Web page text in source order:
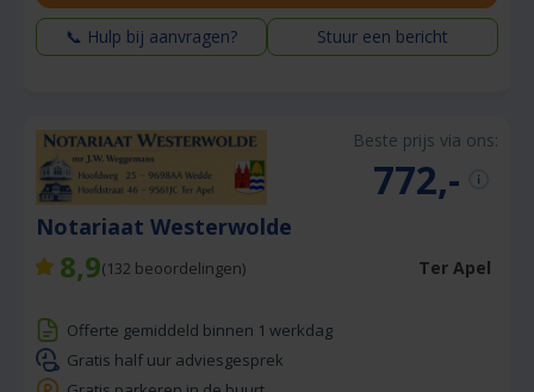
📞 Hulp bij aanvragen? Stuur een bericht
Beste prijs via ons:
772,-
Notariaat Westerwolde
8,9(132 beoordelingen) Ter Apel
Offerte gemiddeld binnen 1 werkdag
Gratis half uur adviesgesprek